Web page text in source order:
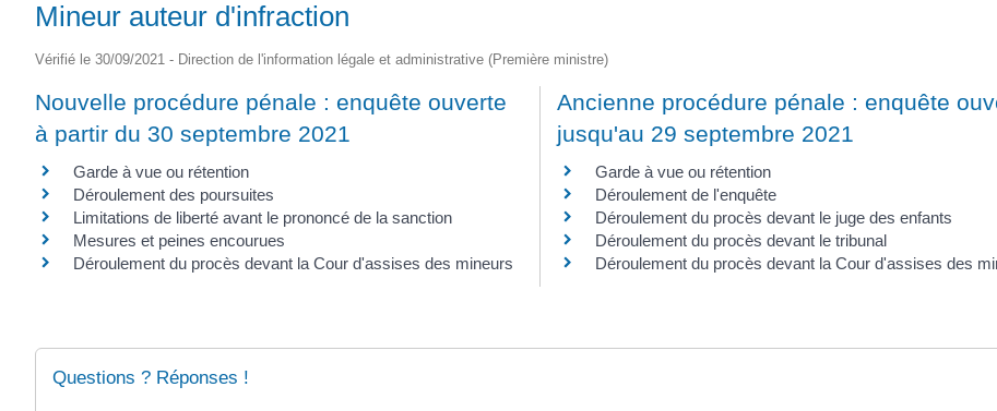
Mineur auteur d'infraction
Vérifié le 30/09/2021 - Direction de l'information légale et administrative (Première ministre)
Nouvelle procédure pénale : enquête ouverte
à partir du 30 septembre 2021
Garde à vue ou rétention
Déroulement des poursuites
Limitations de liberté avant le prononcé de la sanction
Mesures et peines encourues
Déroulement du procès devant la Cour d'assises des mineurs
Ancienne procédure pénale : enquête
jusqu'au 29 septembre 2021
Garde à vue ou rétention
Déroulement de l'enquête
Déroulement du procès devant le juge des enfants
Déroulement du procès devant le tribunal
Déroulement du procès devant la Cour d'assises des
Questions ? Réponses !